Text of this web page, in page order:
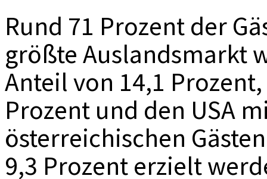
Rund 71 Prozent der
größte Auslandsmarkt
Anteil von 14,1
Prozent und den USA
österreichischen
9,3 Prozent erzielt